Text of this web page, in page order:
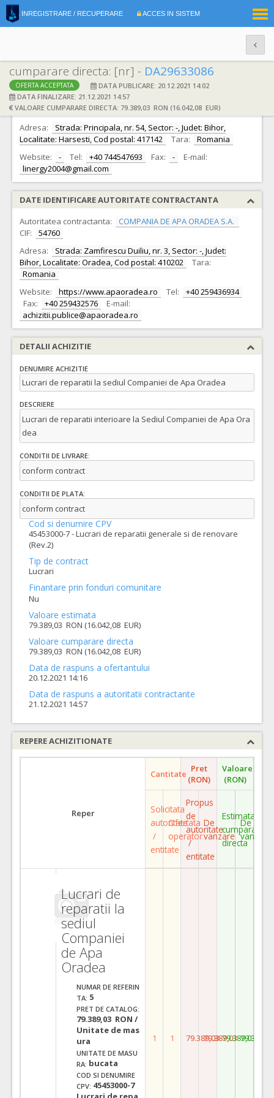
INREGISTRARE / RECUPERARE ACCES IN SISTEM
cumparare directa: [nr] - DA29633086
OFERTA ACCEPTATA
DATA PUBLICARE: 20.12.2021 14:02
DATA FINALIZARE: 21.12.2021 14:57
VALOARE CUMPARARE DIRECTA: 79.389,03 RON (16.042,08 EUR)
DATE IDENTIFICARE OFERTANT
Ofertant: S.C. LINERGY SRL S.R.L. CIF: 16766390
Adresa:
Strada: Principala, nr. 54, Sector: -, Judet: Bihor,
Localitate: Harsesti, Cod postal: 417142
Tara:
Romania
Website:
- Tel: +40 744547693 Fax: -
E-mail:
linergy2004@gmail.com
DATE IDENTIFICARE AUTORITATE CONTRACTANTA
Autoritatea contractanta:
COMPANIA DE APA ORADEA S.A.
CIF:
54760
Adresa:
Strada: Zamfirescu Duiliu, nr. 3, Sector: -, Judet:
Bihor, Localitate: Oradea, Cod postal: 410202
Tara:
Romania
Website:
https://www.apaoradea.ro Tel:
+40 259436934
Fax:
+40 259432576
E-mail:
achizitii.publice@apaoradea.ro
DETALII ACHIZITIE
DENUMIRE ACHIZITIE
Lucrari de reparatii la sediul Companiei de Apa Oradea
DESCRIERE
Lucrari de reparatii interioare la Sediul Companiei de Apa Ora
dea
CONDITII DE LIVRARE:
conform contract
CONDITII DE PLATA:
conform contract
Cod si denumire CPV
45453000-7 - Lucrari de reparatii generale si de renovare
(Rev.2)
Tip de contract
Lucrari
Finantare prin fonduri comunitare
Nu
Valoare estimata
79.389,03 RON (16.042,08 EUR)
Valoare cumparare directa
79.389,03 RON (16.042,08 EUR)
Data de raspuns a ofertantului
20.12.2021 14:16
Data de raspuns a autoritatii contractante
21.12.2021 14:57
REPERE ACHIZITIONATE
Reper
Cantitate Pret
(RON)
Valoare
(RON)
Solicitata
autoritate
/
entitate
Ofertata
operator
Propus
de
autoritate
/
entitate
De
vanzare
Estimata
cumparare
directa
De
vanzare
Lucrari de
reparatii la
sediul
Companiei
de Apa
Oradea
NUMAR DE REFERIN
TA: 5
PRET DE CATALOG:
79.389,03 RON /
Unitate de mas
ura
UNITATE DE MASU
RA: bucata
COD SI DENUMIRE
CPV: 45453000-7
1 1 79.389,0379.389,0379.389,03